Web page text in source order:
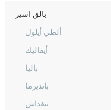
بالق أسير
ألطي أيلول
أيفاليك
باليا
بانديرما
بيغداش